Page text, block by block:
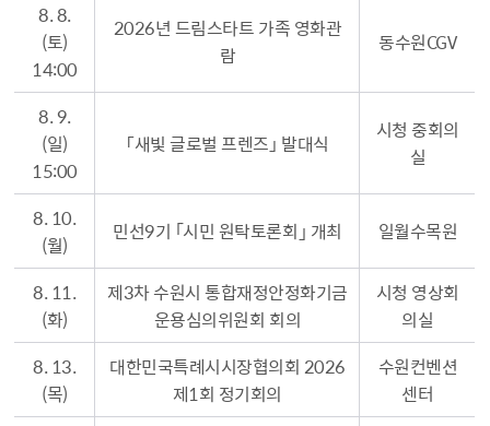
8. 8.
(토)
14:00
2026년 드림스타트 가족 영화관
람
동수원CGV
8. 9.
(일)
15:00
「새빛 글로벌 프렌즈」 발대식
시청 중회의
실
8. 10.
(월)
민선9기 ｢시민 원탁토론회｣ 개최 일월수목원
8. 11.
(화)
제3차 수원시 통합재정안정화기금
운용심의위원회 회의
시청 영상회
의실
8. 13.
(목)
대한민국특례시시장협의회 2026
제1회 정기회의
수원컨벤션
센터